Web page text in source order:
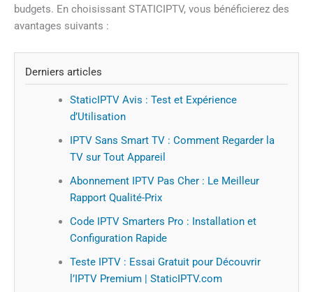
budgets. En choisissant STATICIPTV, vous bénéficierez des
avantages suivants :
Derniers articles
StaticIPTV Avis : Test et Expérience
d’Utilisation
IPTV Sans Smart TV : Comment Regarder la
TV sur Tout Appareil
Abonnement IPTV Pas Cher : Le Meilleur
Rapport Qualité-Prix
Code IPTV Smarters Pro : Installation et
Configuration Rapide
Teste IPTV : Essai Gratuit pour Découvrir
l’IPTV Premium | StaticIPTV.com